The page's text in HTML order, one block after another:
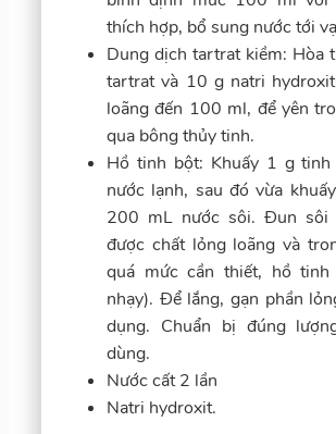
thích hợp, bổ sung nước tới
Dung dịch tartrat kiềm: Hòa
tartrat và 10 g natri
loãng đến 100 ml, để yên
qua bông thủy tinh.
Hồ tinh bột: Khuấy 1 g
nước lạnh, sau đó vừa
200 mL nước sôi. Đun sôi
được chất lỏng loãng và
quá mức cần thiết, hồ
nhạy). Để lắng, gạn phần
dụng. Chuẩn bị đúng
dùng.
Nước cất 2 lần
Natri hydroxit.